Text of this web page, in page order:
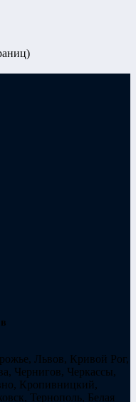
Львов, Кривой Рог,
Чернигов, Черкассы,
Кропивницкий,
Тернополь, Белая